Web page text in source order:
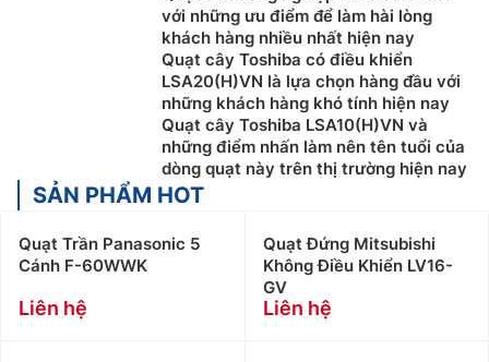
với những ưu điểm để làm hài lòng
khách hàng nhiều nhất hiện nay
Quạt cây Toshiba có điều khiển
LSA20(H)VN là lựa chọn hàng đầu với
những khách hàng khó tính hiện nay
Quạt cây Toshiba LSA10(H)VN và
những điểm nhấn làm nên tên tuổi của
dòng quạt này trên thị trường hiện nay
SẢN PHẨM HOT
Quạt Trần Panasonic 5
Cánh F-60WWK
Liên hệ
Quạt Đứng Mitsubishi
Không Điều Khiển LV16-
GV
Liên hệ